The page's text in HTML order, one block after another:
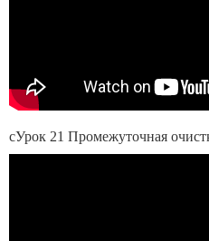
сУрок 21 Промежуточная